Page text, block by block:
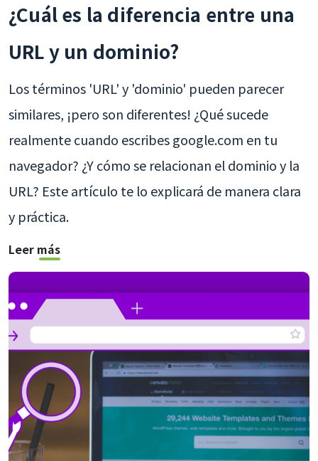
¿Cuál es la diferencia entre una
URL y un dominio?
Los términos 'URL' y 'dominio' pueden parecer
similares, ¡pero son diferentes! ¿Qué sucede
realmente cuando escribes google.com en tu
navegador? ¿Y cómo se relacionan el dominio y la
URL? Este artículo te lo explicará de manera clara
y práctica.
Leer más